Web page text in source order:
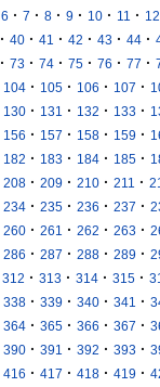
6 · 7 · 8 · 9 · 10 · 11 · 12
· 40 · 41 · 42 · 43 · 44 ·
· 73 · 74 · 75 · 76 · 77 ·
104 · 105 · 106 · 107 ·
130 · 131 · 132 · 133 ·
156 · 157 · 158 · 159 ·
182 · 183 · 184 · 185 ·
208 · 209 · 210 · 211 ·
234 · 235 · 236 · 237 ·
260 · 261 · 262 · 263 ·
286 · 287 · 288 · 289 ·
312 · 313 · 314 · 315 ·
338 · 339 · 340 · 341 ·
364 · 365 · 366 · 367 ·
390 · 391 · 392 · 393 ·
416 · 417 · 418 · 419 ·